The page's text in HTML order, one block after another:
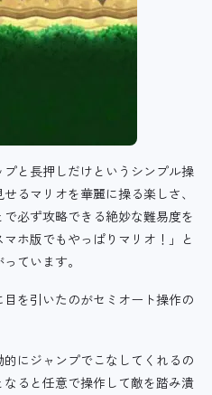
と長押しだけというシンプル操
るマリオを華麗に操る楽しさ、
必ず攻略できる絶妙な難易度を
ホ版でもやっぱりマリオ！」と
ています。
を引いたのがセミオート操作の
にジャンプでこなしてくれるの
ると任意で操作して敵を踏み潰